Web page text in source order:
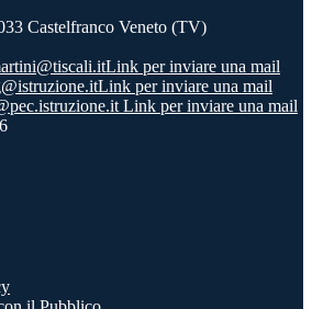
Castelfranco Veneto (TV)
Link per inviare una mail
Link per inviare una mail
Link per inviare una mail